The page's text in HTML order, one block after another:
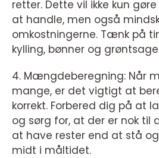
retter. Dette vil ikke kun
at handle, men også
omkostningerne. Tænk på
kylling, bønner og
4. Mængdeberegning: Når
mange, er det vigtigt at
korrekt. Forbered dig på at
og sørg for, at der er nok til
at have rester end at stå
midt i måltidet.